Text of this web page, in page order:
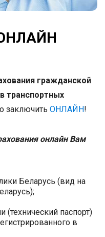
гражданской
транспортных
заключить ОНЛАЙН!
онлайн Вам
Беларусь (вид на
(технический паспорт)
в